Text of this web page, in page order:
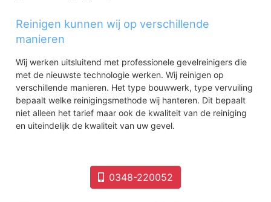
Reinigen kunnen wij op verschillende
manieren
Wij werken uitsluitend met professionele gevelreinigers die
met de nieuwste technologie werken. Wij reinigen op
verschillende manieren. Het type bouwwerk, type vervuiling
bepaalt welke reinigingsmethode wij hanteren. Dit bepaalt
niet alleen het tarief maar ook de kwaliteit van de reiniging
en uiteindelijk de kwaliteit van uw gevel.
0348-220052